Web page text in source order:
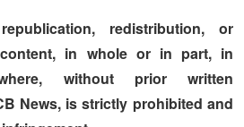
redistribution, or
in whole or in part, in
without prior written
News, is strictly prohibited and